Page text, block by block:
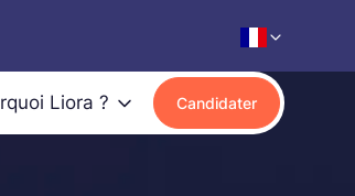
Liora ? Candidater